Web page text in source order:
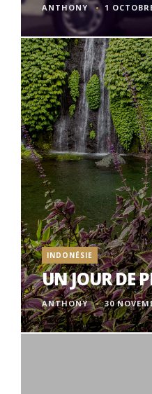
ANTHONY 1
INDONÉSIE
UN JOUR DE
ANTHONY 30